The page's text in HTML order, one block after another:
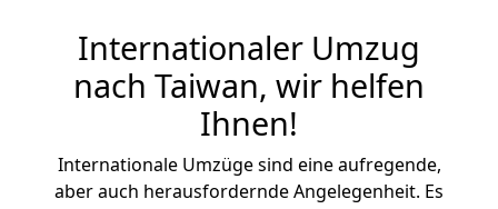
Internationaler Umzug
nach Taiwan, wir helfen
Ihnen!
Internationale Umzüge sind eine aufregende,
aber auch herausfordernde Angelegenheit. Es